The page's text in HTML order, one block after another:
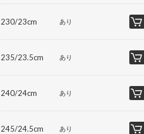
230/23cm あり
235/23.5cm あり
240/24cm あり
245/24.5cm あり